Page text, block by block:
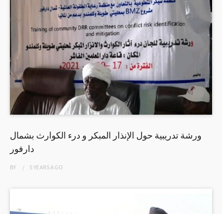
ورشة تدريبية حول الإنذار المبكر و درء الكوارث بشمال
دارفور
BY 5 YEARSAGO